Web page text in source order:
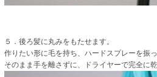
５．後ろ髪に丸みをもたせます。
作りたい形に毛を持ち、ハードスプレーを振っ
そのまま手を離さずに、ドライヤーで完全に乾